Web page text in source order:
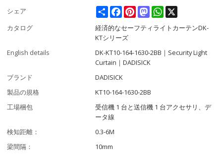
シェア ShareFacebookPinterestMastodonWhatsApp
カタログ
経済的なセーフティライトカーテンDK-
KTシリーズ
English details
DK-KT10-164-1630-2BB｜Security Light
Curtain｜DADISICK
ブランド
DADISICK
製品の規格
KT10-164-1630-2BB
工場梱包
受信機 1 台と送信機 1 台アクセサリ、デ
ータ線
検知距離：
0.3-6M
梁間隔：
10mm